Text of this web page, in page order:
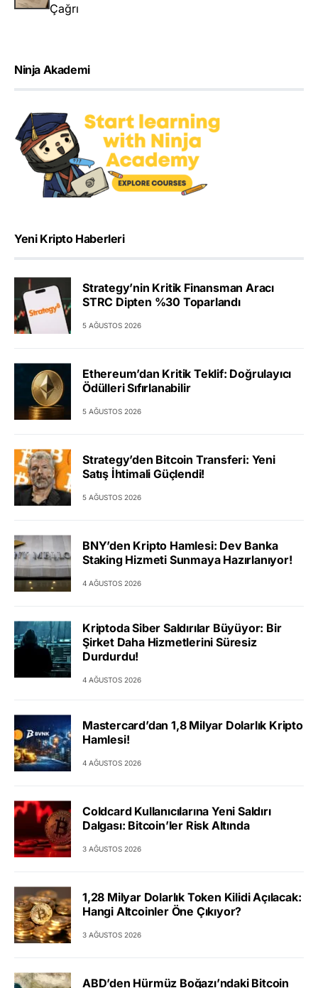
Çağrı
Ninja Akademi
Yeni Kripto Haberleri
Strategy’nin Kritik Finansman Aracı
STRC Dipten %30 Toparlandı
5 AĞUSTOS 2026
Ethereum’dan Kritik Teklif: Doğrulayıcı
Ödülleri Sıfırlanabilir
5 AĞUSTOS 2026
Strategy’den Bitcoin Transferi: Yeni
Satış İhtimali Güçlendi!
5 AĞUSTOS 2026
BNY’den Kripto Hamlesi: Dev Banka
Staking Hizmeti Sunmaya Hazırlanıyor!
4 AĞUSTOS 2026
Kriptoda Siber Saldırılar Büyüyor: Bir
Şirket Daha Hizmetlerini Süresiz
Durdurdu!
4 AĞUSTOS 2026
Mastercard’dan 1,8 Milyar Dolarlık Kripto
Hamlesi!
4 AĞUSTOS 2026
Coldcard Kullanıcılarına Yeni Saldırı
Dalgası: Bitcoin’ler Risk Altında
3 AĞUSTOS 2026
1,28 Milyar Dolarlık Token Kilidi Açılacak:
Hangi Altcoinler Öne Çıkıyor?
3 AĞUSTOS 2026
ABD’den Hürmüz Boğazı’ndaki Bitcoin